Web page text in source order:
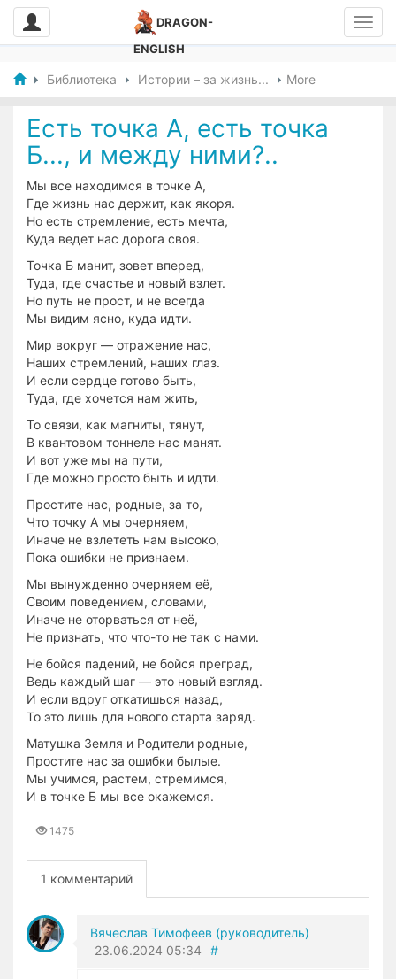
DRAGON-
ENGLISH
Библиотека Истории – за жизнь... More
Есть точка А, есть точка
Б..., и между ними?..
Мы все находимся в точке А,
Где жизнь нас держит, как якоря.
Но есть стремление, есть мечта,
Куда ведет нас дорога своя.
Точка Б манит, зовет вперед,
Туда, где счастье и новый взлет.
Но путь не прост, и не всегда
Мы видим ясно, куда идти.
Мир вокруг — отражение нас,
Наших стремлений, наших глаз.
И если сердце готово быть,
Туда, где хочется нам жить,
То связи, как магниты, тянут,
В квантовом тоннеле нас манят.
И вот уже мы на пути,
Где можно просто быть и идти.
Простите нас, родные, за то,
Что точку А мы очерняем,
Иначе не взлететь нам высоко,
Пока ошибки не признаем.
Мы вынужденно очерняем её,
Своим поведением, словами,
Иначе не оторваться от неё,
Не признать, что что-то не так с нами.
Не бойся падений, не бойся преград,
Ведь каждый шаг — это новый взгляд.
И если вдруг откатишься назад,
То это лишь для нового старта заряд.
Матушка Земля и Родители родные,
Простите нас за ошибки былые.
Мы учимся, растем, стремимся,
И в точке Б мы все окажемся.
1475
1 комментарий
Вячеслав Тимофеев (руководитель)
23.06.2024 05:34 #